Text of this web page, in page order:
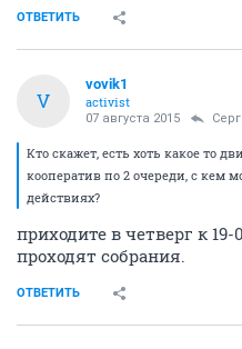
ОТВЕТИТЬ
V
vovik1
activist
07 августа 2015
Кто скажет, есть хоть какое то
кооператив по 2 очереди, с кем
действиях?
приходите в четверг к
проходят собрания.
ОТВЕТИТЬ